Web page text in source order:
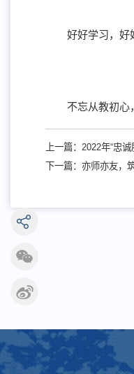
好好学习，好
不忘从教初心
上一篇：2022年“忠
下一篇：亦师亦友，